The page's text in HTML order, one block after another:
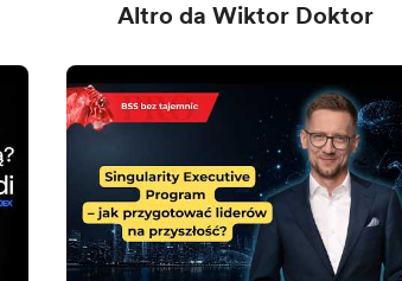
Altro da Wiktor Doktor